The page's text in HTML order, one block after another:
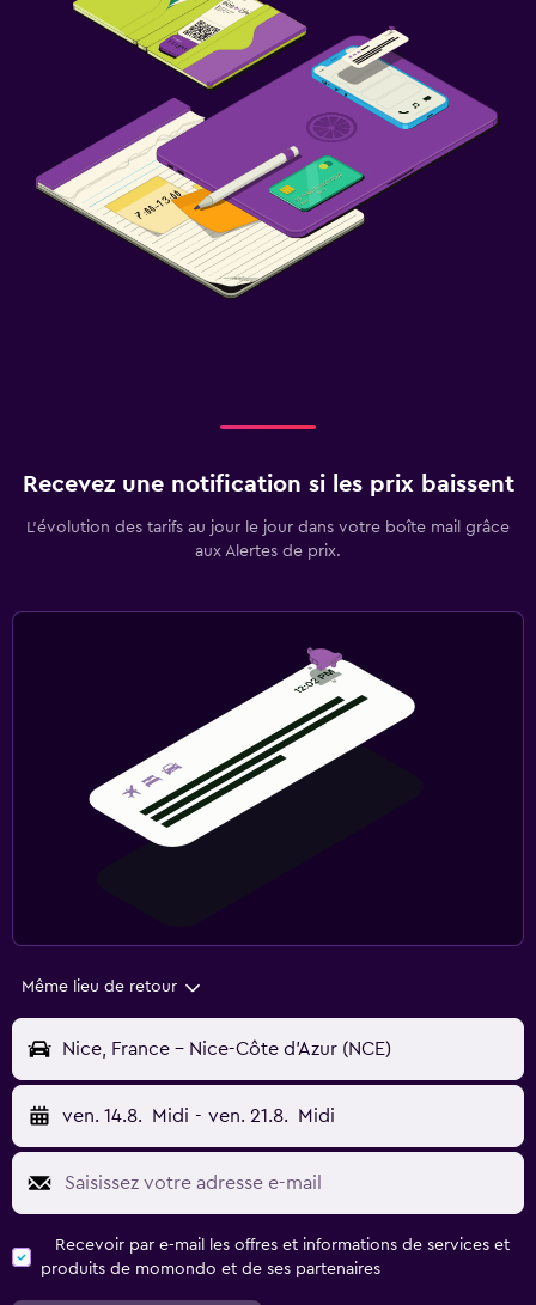
Recevez une notification si les prix baissent
L’évolution des tarifs au jour le jour dans votre boîte mail grâce
aux Alertes de prix.
Même lieu de retour
Nice, France - Nice-Côte d'Azur (NCE)
ven. 14.8. Midi - ven. 21.8. Midi
Recevoir par e-mail les offres et informations de services et
produits de momondo et de ses partenaires